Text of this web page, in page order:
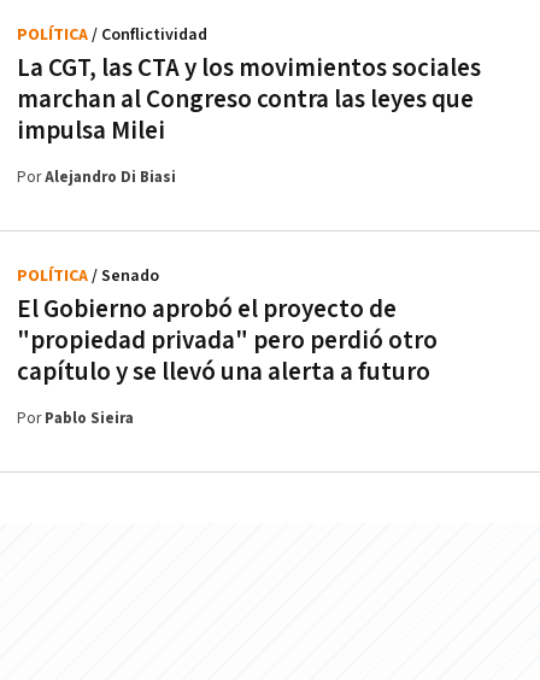
La CGT, las CTA y los movimientos sociales
marchan al Congreso contra las leyes que
impulsa Milei
POLÍTICA/ Conflictividad
PorAlejandro Di Biasi
El Gobierno aprobó el proyecto de
"propiedad privada" pero perdió otro
capítulo y se llevó una alerta a futuro
POLÍTICA/ Senado
PorPablo Sieira